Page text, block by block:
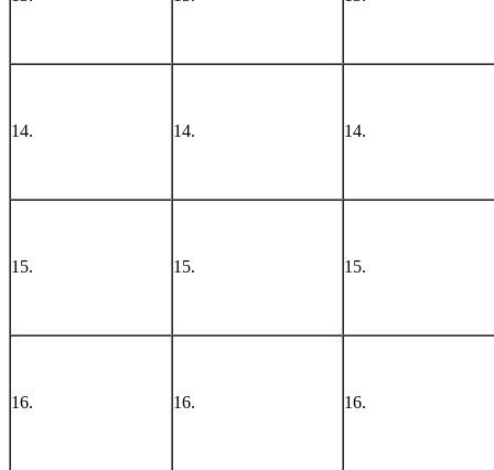
14. 14. 14.
15. 15. 15.
16. 16. 16.